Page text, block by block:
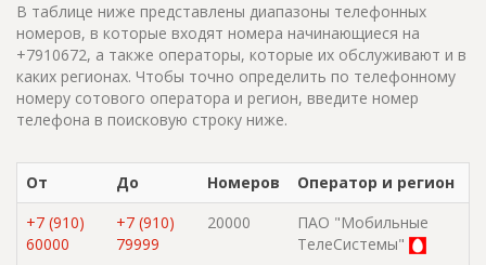
В таблице ниже представлены диапазоны телефонных
номеров, в которые входят номера начинающиеся на
+7910672, а также операторы, которые их обслуживают и в
каких регионах. Чтобы точно определить по телефонному
номеру сотового оператора и регион, введите номер
телефона в поисковую строку ниже.
От До Номеров
Оператор и регион
+7 (910)
60000
+7 (910)
79999
20000
ПАО "Мобильные
ТелеСистемы"